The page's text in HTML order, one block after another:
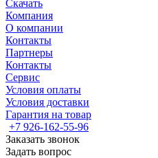
Скачать
Компания
О компании
Контакты
Партнеры
Контакты
Сервис
Условия оплаты
Условия доставки
Гарантия на товар
+7 926-162-55-96
Заказать звонок
Задать вопрос